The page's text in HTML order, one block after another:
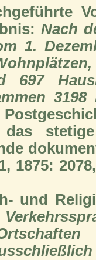
Nach
1.
697
3198
, 1875: 2078
und